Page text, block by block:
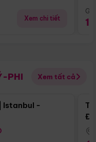
Xem chi tiết
PHI Xem tất cả
Điểm nổi bật
Istanbul -